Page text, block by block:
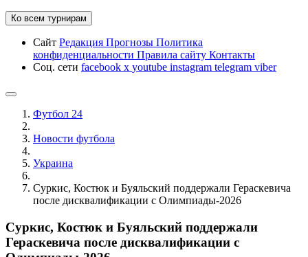
Ко всем турнирам
Сайт Редакция Прогнозы Политика
конфиденциальности Правила сайту Контакты
Соц. сети facebook x youtube instagram telegram viber
Футбол 24
Новости футбола
Украина
Суркис, Костюк и Буяльский поддержали Гераскевича
после дисквалификации с Олимпиады-2026
Суркис, Костюк и Буяльский поддержали
Гераскевича после дисквалификации с